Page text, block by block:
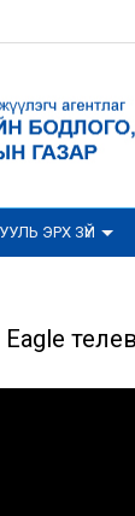
ЭРХ ЗҮЙ